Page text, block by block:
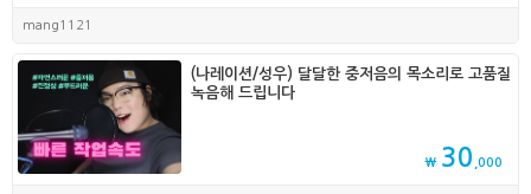
mang1121
(나레이션/성우) 달달한 중저음의 목소리로 고품질
녹음해 드립니다
₩ 30 ,000